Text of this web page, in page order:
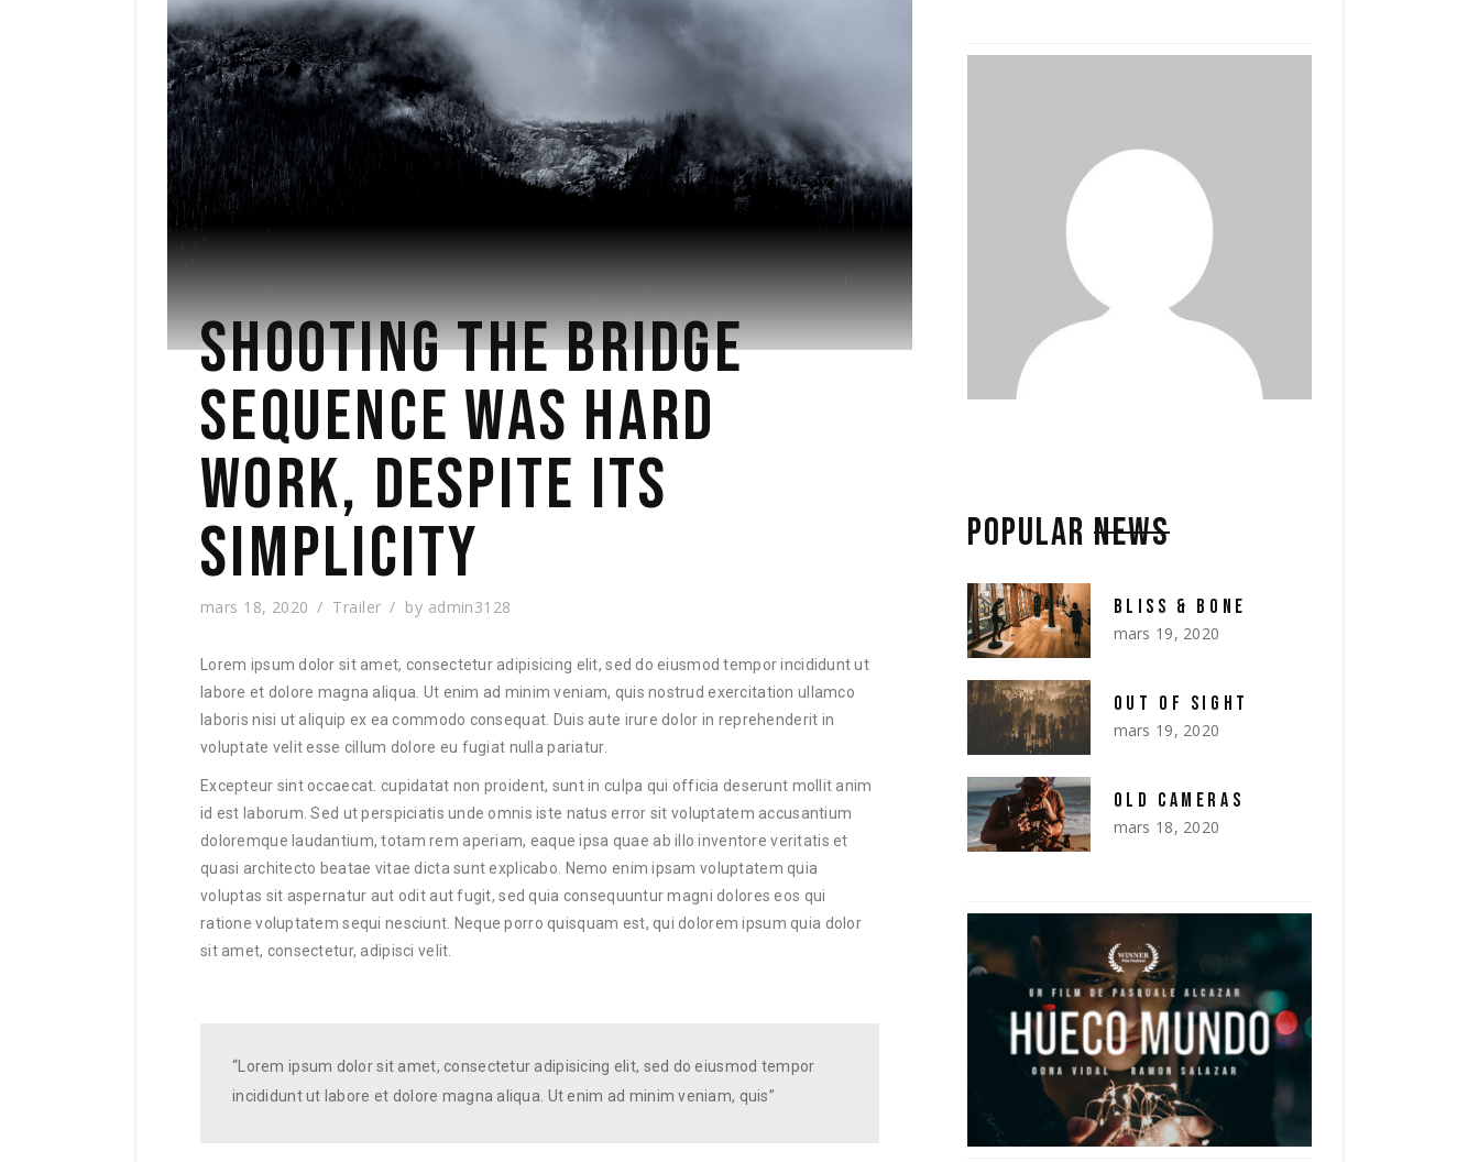
SHOOTING THE BRIDGE
SEQUENCE WAS HARD
WORK, DESPITE ITS
SIMPLICITY
mars 18, 2020 Trailer by admin3128
Lorem ipsum dolor sit amet, consectetur adipisicing elit, sed do eiusmod tempor incididunt ut
labore et dolore magna aliqua. Ut enim ad minim veniam, quis nostrud exercitation ullamco
laboris nisi ut aliquip ex ea commodo consequat. Duis aute irure dolor in reprehenderit in
voluptate velit esse cillum dolore eu fugiat nulla pariatur.
Excepteur sint occaecat. cupidatat non proident, sunt in culpa qui officia deserunt mollit anim
id est laborum. Sed ut perspiciatis unde omnis iste natus error sit voluptatem accusantium
doloremque laudantium, totam rem aperiam, eaque ipsa quae ab illo inventore veritatis et
quasi architecto beatae vitae dicta sunt explicabo. Nemo enim ipsam voluptatem quia
voluptas sit aspernatur aut odit aut fugit, sed quia consequuntur magni dolores eos qui
ratione voluptatem sequi nesciunt. Neque porro quisquam est, qui dolorem ipsum quia dolor
sit amet, consectetur, adipisci velit.
“Lorem ipsum dolor sit amet, consectetur adipisicing elit, sed do eiusmod tempor
incididunt ut labore et dolore magna aliqua. Ut enim ad minim veniam, quis”
POPULARNEWS
BLISS & BONE
mars 19, 2020
OUT OF SIGHT
mars 19, 2020
OLD CAMERAS
mars 18, 2020